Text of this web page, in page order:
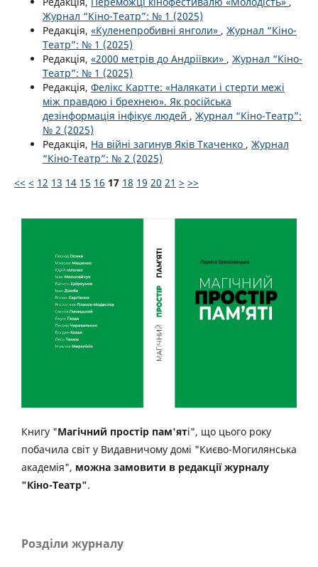
Журнал “Кіно-Театр”: № 1 (2025)
Редакція, «Куленепробивні янголи» , Журнал “Кіно-
Театр”: № 1 (2025)
Редакція, «2000 метрів до Андріївки» , Журнал “Кіно-
Театр”: № 1 (2025)
Редакція, Фелікс Картте: «Налякати і стерти межі
між правдою і брехнею». Як російська
дезінформація інфікує людей , Журнал “Кіно-Театр”:
№ 2 (2025)
Редакція, На війні загинув Яків Ткаченко , Журнал
“Кіно-Театр”: № 2 (2025)
<< < 12 13 14 15 16 17 18 19 20 21 > >>
Книгу "Магічний простір пам'яті", що цього року
побачила світ у Видавничому домі "Києво-Могилянська
академія", можна замовити в редакції журналу
"Кіно-Театр".
Розділи журналу